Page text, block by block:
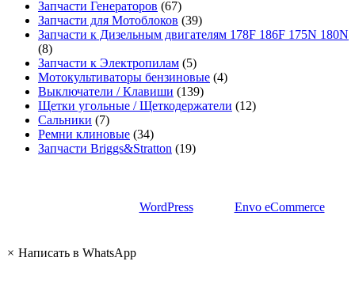
Запчасти Генераторов (67)
Запчасти для Мотоблоков (39)
Запчасти к Дизельным двигателям 178F 186F 175N 180N
(8)
Запчасти к Электропилам (5)
Мотокультиваторы бензиновые (4)
Выключатели / Клавиши (139)
Щетки угольные / Щеткодержатели (12)
Сальники (7)
Ремни клиновые (34)
Запчасти Briggs&Stratton (19)
WordPress Envo eCommerce
× Написать в WhatsApp